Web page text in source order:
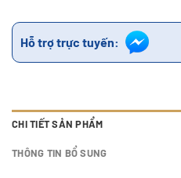
Hỗ trợ trực tuyến:
CHI TIẾT SẢN PHẨM
THÔNG TIN BỔ SUNG